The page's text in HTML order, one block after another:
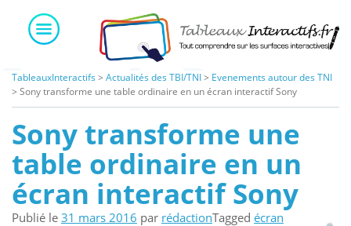
content
TableauxInteractifs > Actualités des TBI/TNI> Evenements autour des TNI
> Sony transforme une table ordinaire en un écran interactif Sony
Sony transforme une
table ordinaire en un
écran interactif Sony
Publié le 31 mars 2016 par rédactionTagged écran